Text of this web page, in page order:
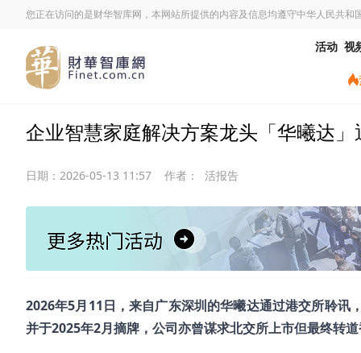
您正在访问的是财华智库网，本网站所提供的内容及信息均遵守中华人民共和
活动 视
企业智慧家庭解决方案龙头「华曦达
日期： 2026-05-13 11:57 作者： 活报告
2026年5月11日，来自广东深圳的华曦达通过港交所聆讯
并于2025年2月摘牌，公司亦曾谋求北交所上市但最终转